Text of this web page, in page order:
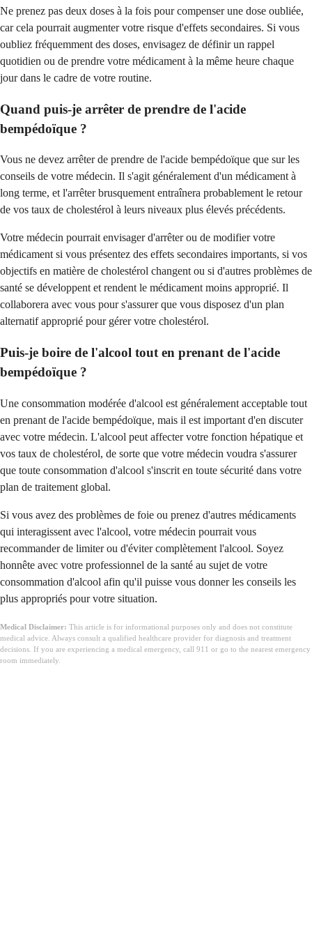
Ne prenez pas deux doses à la fois pour compenser une dose oubliée,
car cela pourrait augmenter votre risque d'effets secondaires. Si vous
oubliez fréquemment des doses, envisagez de définir un rappel
quotidien ou de prendre votre médicament à la même heure chaque
jour dans le cadre de votre routine.
Quand puis-je arrêter de prendre de l'acide
bempédoïque ?
Vous ne devez arrêter de prendre de l'acide bempédoïque que sur les
conseils de votre médecin. Il s'agit généralement d'un médicament à
long terme, et l'arrêter brusquement entraînera probablement le retour
de vos taux de cholestérol à leurs niveaux plus élevés précédents.
Votre médecin pourrait envisager d'arrêter ou de modifier votre
médicament si vous présentez des effets secondaires importants, si vos
objectifs en matière de cholestérol changent ou si d'autres problèmes de
santé se développent et rendent le médicament moins approprié. Il
collaborera avec vous pour s'assurer que vous disposez d'un plan
alternatif approprié pour gérer votre cholestérol.
Puis-je boire de l'alcool tout en prenant de l'acide
bempédoïque ?
Une consommation modérée d'alcool est généralement acceptable tout
en prenant de l'acide bempédoïque, mais il est important d'en discuter
avec votre médecin. L'alcool peut affecter votre fonction hépatique et
vos taux de cholestérol, de sorte que votre médecin voudra s'assurer
que toute consommation d'alcool s'inscrit en toute sécurité dans votre
plan de traitement global.
Si vous avez des problèmes de foie ou prenez d'autres médicaments
qui interagissent avec l'alcool, votre médecin pourrait vous
recommander de limiter ou d'éviter complètement l'alcool. Soyez
honnête avec votre professionnel de la santé au sujet de votre
consommation d'alcool afin qu'il puisse vous donner les conseils les
plus appropriés pour votre situation.
Medical Disclaimer: This article is for informational purposes only and does not constitute
medical advice. Always consult a qualified healthcare provider for diagnosis and treatment
decisions. If you are experiencing a medical emergency, call 911 or go to the nearest emergency
room immediately.